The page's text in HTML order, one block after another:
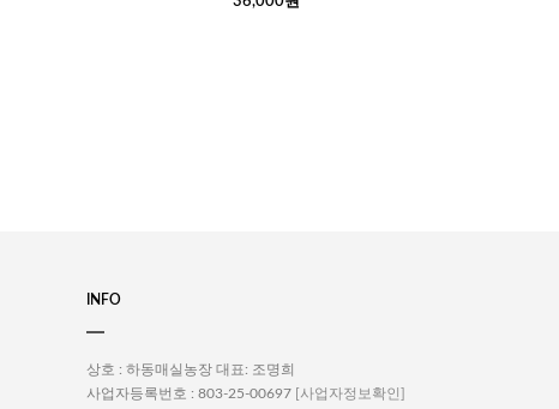
INFO
상호 : 하동매실농장 대표: 조명희
사업자등록번호 : 803-25-00697
[사업자정보확인]